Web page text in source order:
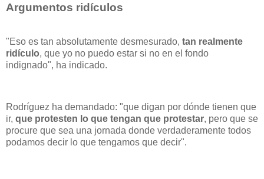
Argumentos ridículos
"Eso es tan absolutamente desmesurado, tan realmente
ridículo, que yo no puedo estar si no en el fondo
indignado", ha indicado.
Rodríguez ha demandado: "que digan por dónde tienen que
ir, que protesten lo que tengan que protestar, pero que se
procure que sea una jornada donde verdaderamente todos
podamos decir lo que tengamos que decir".